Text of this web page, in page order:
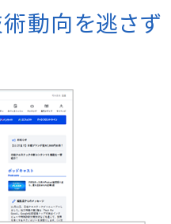
術動向を逃さず